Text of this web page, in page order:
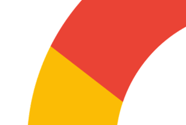
Notas
Mundial 2026 La Sole en Cadena 3